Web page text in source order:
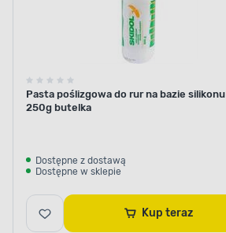
Pasta poślizgowa do rur na bazie silikonu
250g butelka
Dostępne z dostawą
Dostępne w sklepie
Kup teraz